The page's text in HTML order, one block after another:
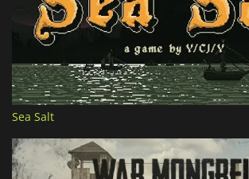
Sea Salt